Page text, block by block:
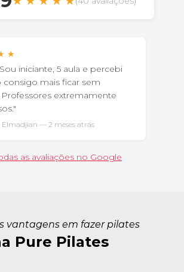
★
iniciante, 5 aula e percebi
consigo mais ficar sem
Professores extremamente
Elmadjian — 2 meses atrás
as avaliações no Google
vantagens em fazer pilates
Pure Pilates